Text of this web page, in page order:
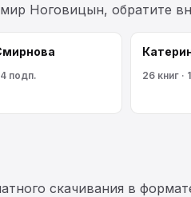
Ноговицын, обратите
подп. 26 книг ·
скачивания в